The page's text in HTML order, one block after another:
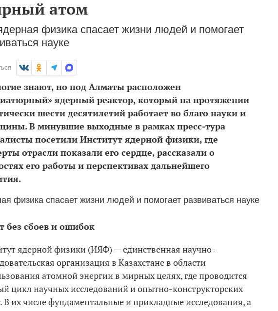
атом
физика спасает жизни людей и помогает
науке
знают, но под Алматы расположен
ядерный реактор, который на протяжении
шести десятилетий работает во благо науки и
В минувшие выходные в рамках пресс-тура
посетили Институт ядерной физики, где
отрасли показали его сердце, рассказали о
его работы и перспективах дальнейшего
без сбоев и ошибок
ядерной физики (ИЯФ) — единственная научно-
организация в Казахстане в области
атомной энергии в мирных целях, где проводится
цикл научных исследований и опытно-конструкторских
В их числе фундаментальные и прикладные исследования, а